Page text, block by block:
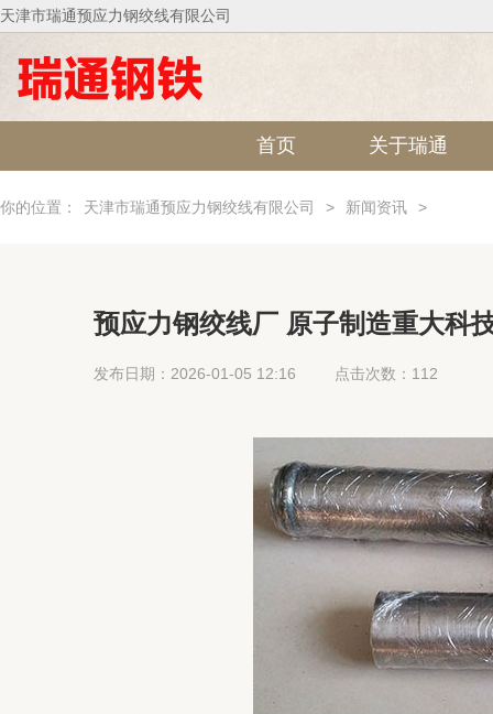
天津市瑞通预应力钢绞线有限公司
首页 关于瑞通
你的位置： 天津市瑞通预应力钢绞线有限公司 > 新闻资讯 >
预应力钢绞线厂 原子制造重大科
发布日期：2026-01-05 12:16 点击次数：112